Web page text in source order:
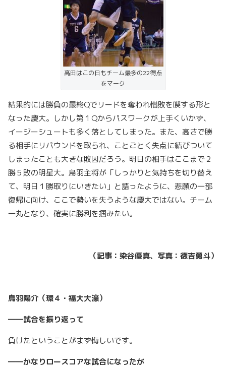
髙田はこの日もチーム最多の22得点
をマーク
結果的には勝負の最終Qでリードを奪われ惜敗を喫する形と
なった慶大。しかし第１Qからパスワークが上手くいかず、
イージーシュートも多く落としてしまった。また、高さで勝
る相手にリバウンドを取られ、ことごとく失点に結びついて
しまったことも大きな敗因だろう。明日の相手はここまで２
勝５敗の明星大。鳥羽主将が「しっかりと気持ちを切り替え
て、明日１勝取りにいきたい」と語ったように、悲願の一部
復帰に向け、ここで勢いを失うような慶大ではない。チーム
一丸となり、確実に勝利を掴みたい。
（記事：染谷優真、写真：徳吉勇斗）
鳥羽陽介（環４・福大大濠）
――試合を振り返って
負けたということがまず悔しいです。
――かなりロースコアな試合になったが